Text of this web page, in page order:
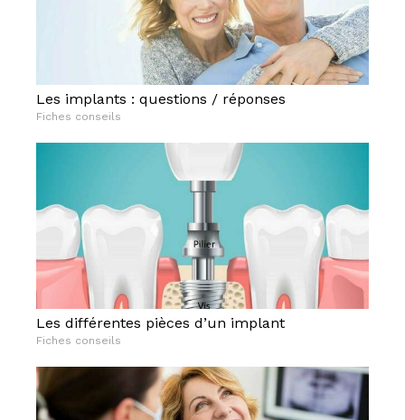
Les implants : questions / réponses
Fiches conseils
Les différentes pièces d’un implant
Fiches conseils